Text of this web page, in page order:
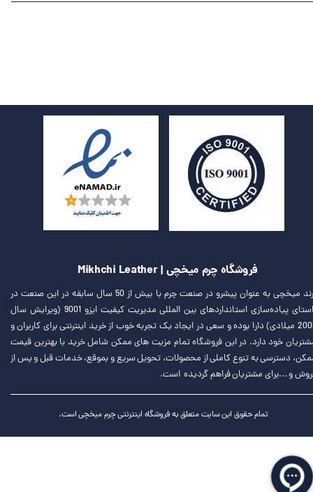
فروشگاه چرم میخچی | Mikhchi Leather
برند میخچی به عنوان پیشرو در صنعت چرم با بیش از 50 سال سابقه در این صنعت در
راستای پیاده‌سازی استانداردهای بین المللی مدیریت کیفیت ایزو 9001 (ویرایش سال
2008 میلادی) دارا بوده و سعی در ایجاد یک تجربه خوب از خرید اینترنتی برای کاربران و
خود دارد. در این فروشگاه تمام مزیت های ممکن شامل خرید با بهترین قیمت
دسترسی به تنوع کاملی از محصولات، تحویل سریع و بموقع، خدمات قبل و پس از
و ...برای مشتریان فراهم گردیده است.
تمام حقوق این سایت متعلق به فروشگاه اینترنتی چرم میخچی است.